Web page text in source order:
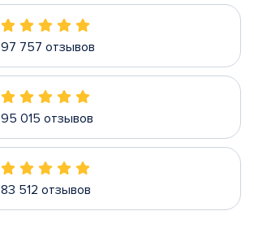
97 757 отзывов
95 015 отзывов
83 512 отзывов